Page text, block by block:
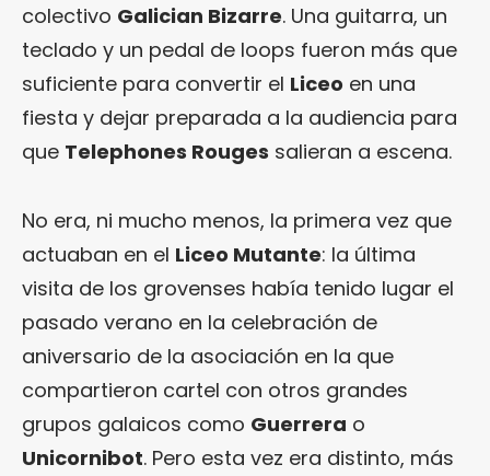
colectivo Galician Bizarre. Una guitarra, un
teclado y un pedal de loops fueron más que
suficiente para convertir el Liceo en una
fiesta y dejar preparada a la audiencia para
que Telephones Rouges salieran a escena.
No era, ni mucho menos, la primera vez que
actuaban en el Liceo Mutante: la última
visita de los grovenses había tenido lugar el
pasado verano en la celebración de
aniversario de la asociación en la que
compartieron cartel con otros grandes
grupos galaicos como Guerrera o
Unicornibot. Pero esta vez era distinto, más